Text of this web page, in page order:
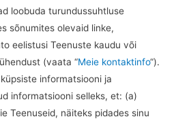
loobuda turundussuhtluse
sõnumites olevaid linke,
eelistusi Teenuste kaudu või
(vaata “Meie kontaktinfo“).
informatsiooni ja
informatsiooni selleks, et: (a)
Teenuseid, näiteks pidades sinu